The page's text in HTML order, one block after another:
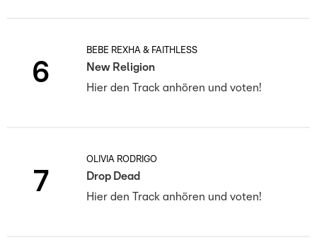
6
BEBE REXHA & FAITHLESS
New Religion
Hier den Track anhören und voten!
7
OLIVIA RODRIGO
Drop Dead
Hier den Track anhören und voten!